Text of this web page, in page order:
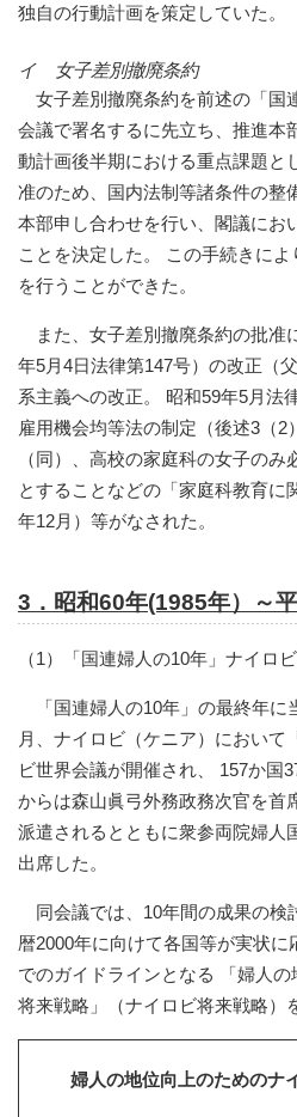
独自の行動計画を策定していた。
イ 女子差別撤廃条約
女子差別撤廃条約を前述の「国
会議で署名するに先立ち、推進本
動計画後半期における重点課題と
准のため、国内法制等諸条件の整
本部申し合わせを行い、閣議にお
ことを決定した。 この手続きに
を行うことができた。
また、女子差別撤廃条約の批准
年5月4日法律第147号）の改正（
系主義への改正。 昭和59年5月法
雇用機会均等法の制定（後述3（2
（同）、高校の家庭科の女子の
とすることなどの「家庭科教育に
年12月）等がなされた。
3．昭和60年(1985年）～
（1）「国連婦人の10年」ナイロ
「国連婦人の10年」の最終年
月、ナイロビ（ケニア）において
ビ世界会議が開催され、 157か国
からは森山眞弓外務政務次官を首
派遣されるとともに衆参両院婦人
出席した。
同会議では、10年間の成果の検
暦2000年に向けて各国等が実状に
でのガイドラインとなる 「婦人
将来戦略」（ナイロビ将来戦略）
婦人の地位向上のためのナ